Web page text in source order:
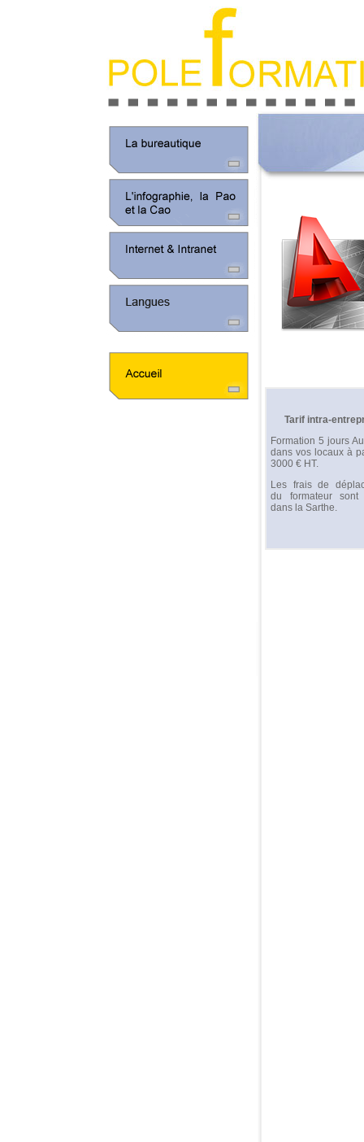
Tarif intra-
Formation 5 jours
dans vos locaux à
3000 € HT.
Les frais de
du formateur sont
dans la Sarthe.